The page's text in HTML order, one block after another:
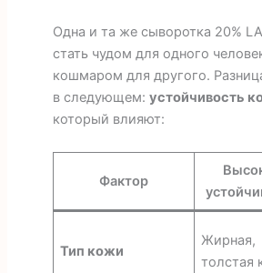
Одна и та же сыворотка 20%
стать чудом для одного
кошмаром для другого.
в следующем: устойчивость
который влияют:
Фактор
Тип кожи
Жирная,
толстая